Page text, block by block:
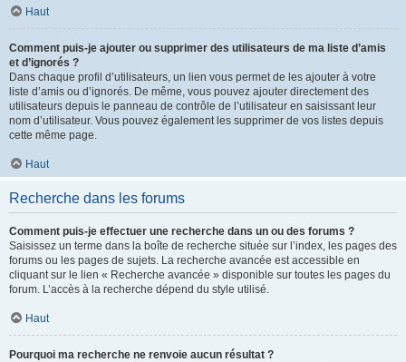
Haut
Comment puis-je ajouter ou supprimer des utilisateurs de ma liste d’amis
et d’ignorés ?
Dans chaque profil d’utilisateurs, un lien vous permet de les ajouter à votre
liste d’amis ou d’ignorés. De même, vous pouvez ajouter directement des
utilisateurs depuis le panneau de contrôle de l’utilisateur en saisissant leur
nom d’utilisateur. Vous pouvez également les supprimer de vos listes depuis
cette même page.
Haut
Recherche dans les forums
Comment puis-je effectuer une recherche dans un ou des forums ?
Saisissez un terme dans la boîte de recherche située sur l’index, les pages des
forums ou les pages de sujets. La recherche avancée est accessible en
cliquant sur le lien « Recherche avancée » disponible sur toutes les pages du
forum. L’accès à la recherche dépend du style utilisé.
Haut
Pourquoi ma recherche ne renvoie aucun résultat ?